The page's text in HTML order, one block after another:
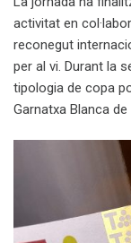
activitat en
reconegut
per al vi. Durant la
tipologia de copa
Garnatxa Blanca de